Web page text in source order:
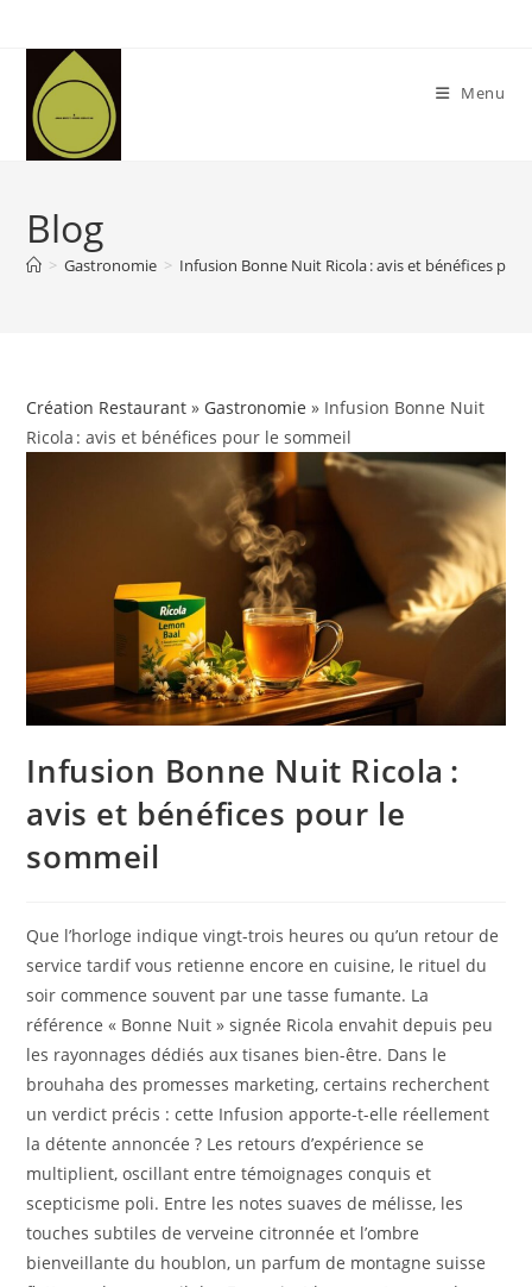
content
Menu
Blog
> Gastronomie > Infusion Bonne Nuit Ricola : avis et bénéfices
Création Restaurant » Gastronomie » Infusion Bonne Nuit
Ricola : avis et bénéfices pour le sommeil
Infusion Bonne Nuit Ricola :
avis et bénéfices pour le
sommeil
Que l’horloge indique vingt-trois heures ou qu’un retour de
service tardif vous retienne encore en cuisine, le rituel du
soir commence souvent par une tasse fumante. La
référence « Bonne Nuit » signée Ricola envahit depuis peu
les rayonnages dédiés aux tisanes bien-être. Dans le
brouhaha des promesses marketing, certains recherchent
un verdict précis : cette Infusion apporte-t-elle réellement
la détente annoncée ? Les retours d’expérience se
multiplient, oscillant entre témoignages conquis et
scepticisme poli. Entre les notes suaves de mélisse, les
touches subtiles de verveine citronnée et l’ombre
bienveillante du houblon, un parfum de montagne suisse